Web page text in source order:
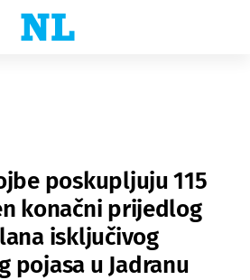
poskupljuju 115
konačni prijedlog
isključivog
pojasa u Jadranu